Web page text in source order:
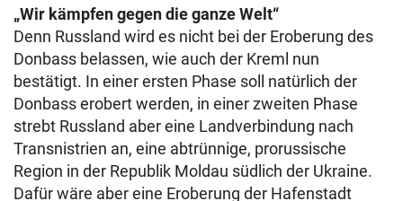
„Wir kämpfen gegen die ganze Welt“
Denn Russland wird es nicht bei der Eroberung des
Donbass belassen, wie auch der Kreml nun
bestätigt. In einer ersten Phase soll natürlich der
Donbass erobert werden, in einer zweiten Phase
strebt Russland aber eine Landverbindung nach
Transnistrien an, eine abtrünnige, prorussische
Region in der Republik Moldau südlich der Ukraine.
Dafür wäre aber eine Eroberung der Hafenstadt